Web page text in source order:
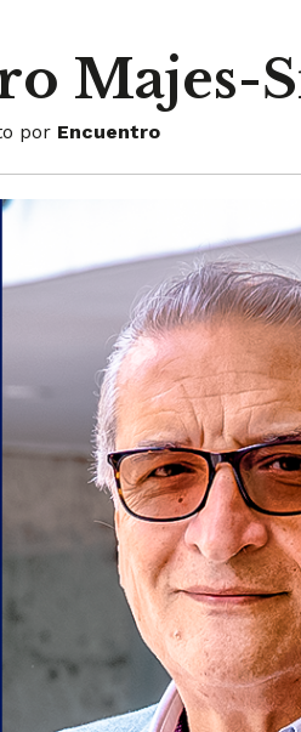
Majes-
por Encuentro